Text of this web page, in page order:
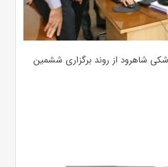
شاهرود از روند برگزاری ششمین